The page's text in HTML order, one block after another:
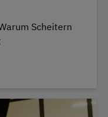
Scheitern